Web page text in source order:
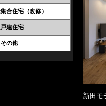
集合住宅（改修）
戸建住宅
その他
新田モ